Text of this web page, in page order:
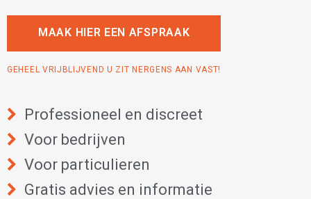
MAAK HIER EEN AFSPRAAK
GEHEEL VRIJBLIJVEND U ZIT NERGENS AAN VAST!
Professioneel en discreet
Voor bedrijven
Voor particulieren
Gratis advies en informatie